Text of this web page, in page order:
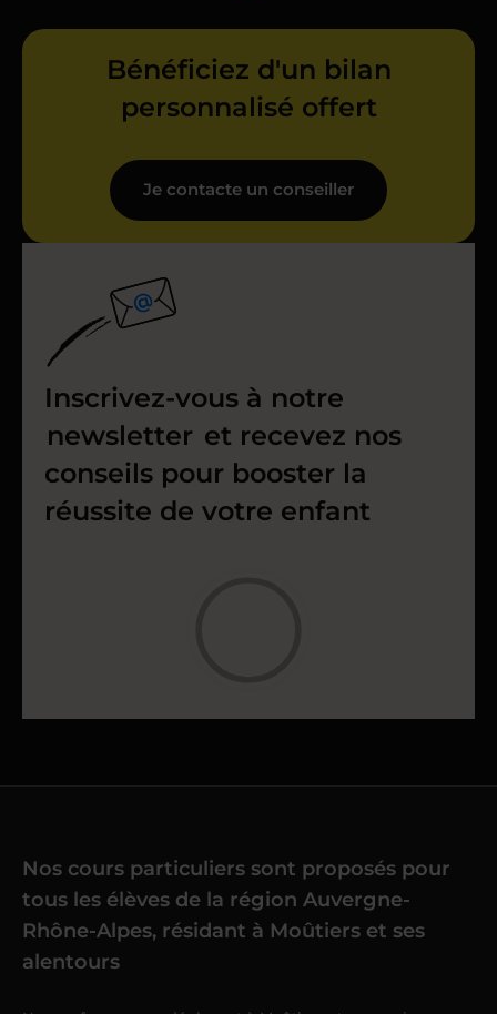
Bénéficiez d'un bilan
personnalisé offert
Je contacte un conseiller
Inscrivez-vous à notre
newsletter et recevez nos
conseils pour booster la
réussite de votre enfant
Nos cours particuliers sont proposés pour
tous les élèves de la région Auvergne-
Rhône-Alpes, résidant à Moûtiers et ses
alentours